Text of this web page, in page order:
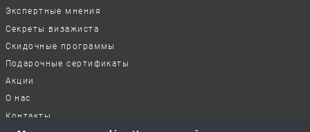
Экспертные мнения
Секреты визажиста
Скидочные программы
Подарочные сертификаты
Акции
О нас
Контакты